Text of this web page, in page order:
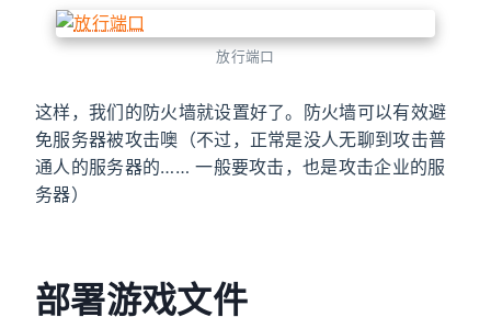
放行端口
这样，我们的防火墙就设置好了。防火墙可以有效避
免服务器被攻击噢（不过，正常是没人无聊到攻击普
通人的服务器的…… 一般要攻击，也是攻击企业的服
务器）
部署游戏文件